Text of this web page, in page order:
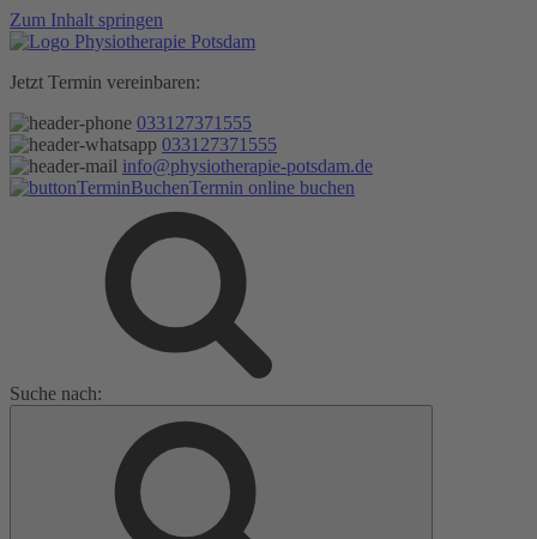
Zum Inhalt springen
Jetzt Termin vereinbaren:
033127371555
033127371555
info@physiotherapie-potsdam.de
Termin online buchen
Suche nach: